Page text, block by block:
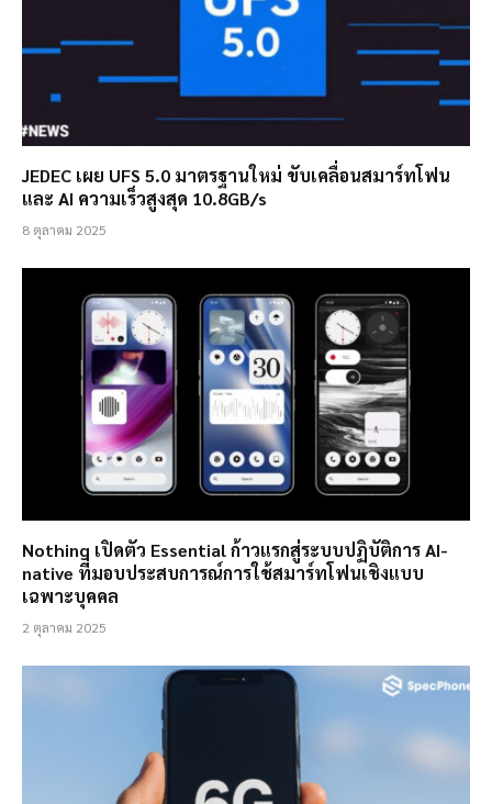
JEDEC เผย UFS 5.0 มาตรฐานใหม่ ขับเคลื่อนสมาร์ทโฟน
และ AI ความเร็วสูงสุด 10.8GB/s
8 ตุลาคม 2025
Nothing เปิดตัว Essential ก้าวแรกสู่ระบบปฏิบัติการ AI-
native ที่มอบประสบการณ์การใช้สมาร์ทโฟนเชิงแบบ
เฉพาะบุคคล
2 ตุลาคม 2025